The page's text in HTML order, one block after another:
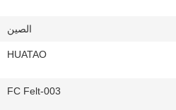
الصين
HUATAO
FC Felt-003